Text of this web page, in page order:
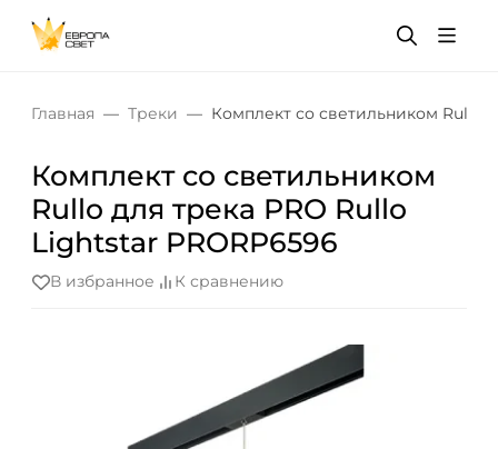
Главная Треки Комплект со светильником Rullo
Комплект со светильником
Rullo для трека PRO Rullo
Lightstar PRORP6596
В избранное К сравнению